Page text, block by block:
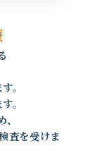
。
。
査を受けま